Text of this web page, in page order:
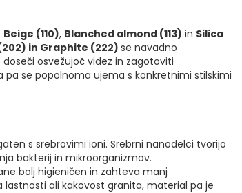
Beige (110), Blanched almond (113) in Silica
in Graphite (222)se navadno
osvežujoč videz in zagotoviti
pa se popolnoma ujema s konkretnimi stilskimi
s srebrovimi ioni. Srebrni nanodelci tvorijo
bakterij in mikroorganizmov.
bolj higieničen in zahteva manj
lastnosti ali kakovost granita, material pa je